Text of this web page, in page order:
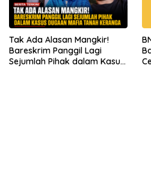
Tak Ada Alasan Mangkir!
Bareskrim Panggil Lagi
Sejumlah Pihak dalam Kasus